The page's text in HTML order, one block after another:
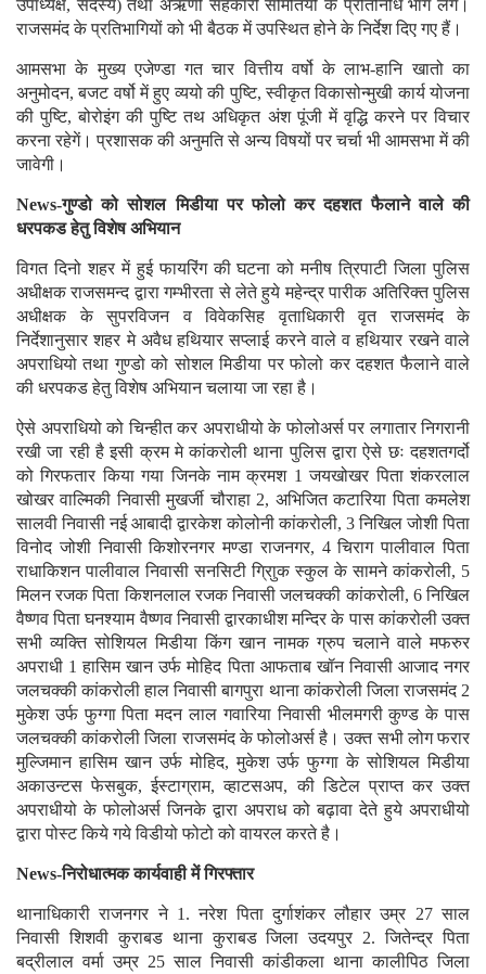
उपाध्यक्ष, सदस्य) तथा अऋणी सहकारी समितियों के प्रतिनिधि भाग लेगें।
राजसमंद के प्रतिभागियों को भी बैठक में उपस्थित होने के निर्देश दिए गए हैं।
आमसभा के मुख्य एजेण्डा गत चार वित्तीय वर्षो के लाभ-हानि खातो का
अनुमोदन, बजट वर्षो में हुए व्ययो की पुष्टि, स्वीकृत विकासोन्मुखी कार्य योजना
की पुष्टि, बोरोइंग की पुष्टि तथ अधिकृत अंश पूंजी में वृद्धि करने पर विचार
करना रहेगें। प्रशासक की अनुमति से अन्य विषयों पर चर्चा भी आमसभा में की
जावेगी।
News-गुण्डो को सोशल मिडीया पर फोलो कर दहशत फैलाने वाले की
धरपकड हेतु विशेष अभियान
विगत दिनो शहर में हुई फायरिंग की घटना को मनीष त्रिपाटी जिला पुलिस
अधीक्षक राजसमन्द द्वारा गम्भीरता से लेते हुये महेन्द्र पारीक अतिरिक्त पुलिस
अधीक्षक के सुपरविजन व विवेकसिह वृताधिकारी वृत राजसमंद के
निर्देशानुसार शहर मे अवैध हथियार सप्लाई करने वाले व हथियार रखने वाले
अपराधियो तथा गुण्डो को सोशल मिडीया पर फोलो कर दहशत फैलाने वाले
की धरपकड हेतु विशेष अभियान चलाया जा रहा है।
ऐसे अपराधियो को चिन्हीत कर अपराधीयो के फोलोअर्स पर लगातार निगरानी
रखी जा रही है इसी क्रम मे कांकरोली थाना पुलिस द्वारा ऐसे छः दहशतगर्दो
को गिरफतार किया गया जिनके नाम क्रमश 1 जयखोखर पिता शंकरलाल
खोखर वाल्मिकी निवासी मुखर्जी चौराहा 2, अभिजित कटारिया पिता कमलेश
सालवी निवासी नई आबादी द्वारकेश कोलोनी कांकरोली, 3 निखिल जोशी पिता
विनोद जोशी निवासी किशोरनगर मण्डा राजनगर, 4 चिराग पालीवाल पिता
राधाकिशन पालीवाल निवासी सनसिटी ग्राुिक स्कुल के सामने कांकरोली, 5
मिलन रजक पिता किशनलाल रजक निवासी जलचक्की कांकरोली, 6 निखिल
वैष्णव पिता घनश्याम वैष्णव निवासी द्वारकाधीश मन्दिर के पास कांकरोली उक्त
सभी व्यक्ति सोशियल मिडीया किंग खान नामक ग्रुप चलाने वाले मफरुर
अपराधी 1 हासिम खान उर्फ मोहिद पिता आफताब खॉन निवासी आजाद नगर
जलचक्की कांकरोली हाल निवासी बागपुरा थाना कांकरोली जिला राजसमंद 2
मुकेश उर्फ फुग्गा पिता मदन लाल गवारिया निवासी भीलमगरी कुण्ड के पास
जलचक्की कांकरोली जिला राजसमंद के फोलोअर्स है। उक्त सभी लोग फरार
मुल्जिमान हासिम खान उर्फ मोहिद, मुकेश उर्फ फुग्गा के सोशियल मिडीया
अकाउन्टस फेसबुक, ईस्टाग्राम, व्हाटसअप, की डिटेल प्राप्त कर उक्त
अपराधीयो के फोलोअर्स जिनके द्वारा अपराध को बढ़ावा देते हुये अपराधीयो
द्वारा पोस्ट किये गये विडीयो फोटो को वायरल करते है।
News-निरोधात्मक कार्यवाही में गिरफ्तार
थानाधिकारी राजनगर ने 1. नरेश पिता दुर्गाशंकर लौहार उम्र 27 साल
निवासी शिशवी कुराबड थाना कुराबड जिला उदयपुर 2. जितेन्द्र पिता
बद्रीलाल वर्मा उम्र 25 साल निवासी कांडीकला थाना कालीपिठ जिला